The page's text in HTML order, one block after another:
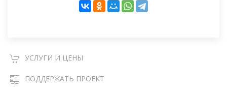
УСЛУГИ И ЦЕНЫ
ПОДДЕРЖАТЬ ПРОЕКТ